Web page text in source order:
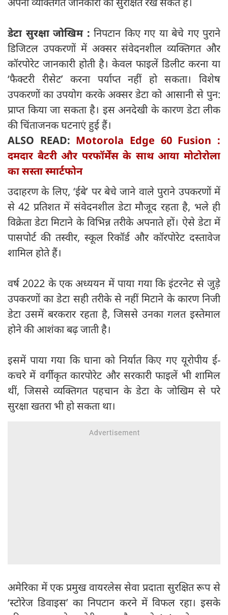
डेटा सुरक्षा जोखिम : निपटान किए गए या बेचे गए पुराने
डिजिटल उपकरणों में अक्सर संवेदनशील व्यक्तिगत और
कॉरपोरेट जानकारी होती है। केवल फाइलें डिलीट करना या
‘फैक्टरी रीसेट’ करना पर्याप्त नहीं हो सकता। विशेष
उपकरणों का उपयोग करके अक्सर डेटा को आसानी से पुन:
प्राप्त किया जा सकता है। इस अनदेखी के कारण डेटा लीक
की चिंताजनक घटनाएं हुई हैं।
ALSO READ: Motorola Edge 60 Fusion :
दमदार बैटरी और परफॉर्मेंस के साथ आया मोटोरोला
का सस्ता स्मार्टफोन
उदाहरण के लिए, ‘ईबे’ पर बेचे जाने वाले पुराने उपकरणों में
से 42 प्रतिशत में संवेदनशील डेटा मौजूद रहता है, भले ही
विक्रेता डेटा मिटाने के विभिन्न तरीके अपनाते हों। ऐसे डेटा में
पासपोर्ट की तस्वीर, स्कूल रिकॉर्ड और कॉरपोरेट दस्तावेज
शामिल होते हैं।
वर्ष 2022 के एक अध्ययन में पाया गया कि इंटरनेट से जुड़े
उपकरणों का डेटा सही तरीके से नहीं मिटाने के कारण निजी
डेटा उसमें बरकरार रहता है, जिससे उनका गलत इस्तेमाल
होने की आशंका बढ़ जाती है।
इसमें पाया गया कि घाना को निर्यात किए गए यूरोपीय ई-
कचरे में वर्गीकृत कारपोरेट और सरकारी फाइलें भी शामिल
थीं, जिससे व्यक्तिगत पहचान के डेटा के जोखिम से परे
सुरक्षा खतरा भी हो सकता था।
अमेरिका में एक प्रमुख वायरलेस सेवा प्रदाता सुरक्षित रूप से
‘स्टोरेज डिवाइस’ का निपटान करने में विफल रहा। इसके